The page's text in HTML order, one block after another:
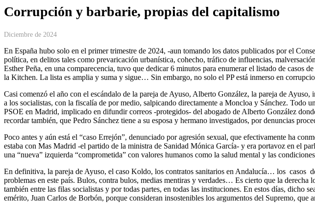
Corrupción y barbarie, propias del capitalismo
Diciembre de 2024
En España hubo solo en el primer trimestre de 2024, -aun tomando los datos publicados por el
política, en delitos tales como prevaricación urbanística, cohecho, tráfico de influencias,
Esther Peña, en una comparecencia, tuvo que dedicar 6 minutos para enumerar el listado de
la Kitchen. La lista es amplia y suma y sigue… Sin embargo, no solo el PP está inmerso en
Casi comenzó el año con el escándalo de la pareja de Ayuso, Alberto González, la pareja de
a los socialistas, con la fiscalía de por medio, salpicando directamente a Moncloa y Sánchez. Todo
PSOE en Madrid, implicado en difundir correos -protegidos- del abogado de Alberto González
recordar también, que Pedro Sánchez tiene a su esposa y hermano investigados, por denuncias
Poco antes y aún está el “caso Errejón”, denunciado por agresión sexual, que efectivamente ha
estaba con Mas Madrid -el partido de la ministra de Sanidad Mónica García- y era portavoz en el
una “nueva” izquierda “comprometida” con valores humanos como la salud mental y las
En definitiva, la pareja de Ayuso, el caso Koldo, los contratos sanitarios en Andalucía… los
problemas en este país. Bulos, contra bulos, medias mentiras y verdades… Es cierto que la
también entre las filas socialistas y por todas partes, en todas las instituciones. En estos días, dicho
emérito, Juan Carlos de Borbón, porque consideran insostenibles los argumentos del Supremo,